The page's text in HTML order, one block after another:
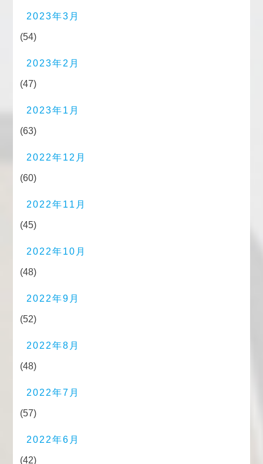
2023年3月
(54)
2023年2月
(47)
2023年1月
(63)
2022年12月
(60)
2022年11月
(45)
2022年10月
(48)
2022年9月
(52)
2022年8月
(48)
2022年7月
(57)
2022年6月
(42)